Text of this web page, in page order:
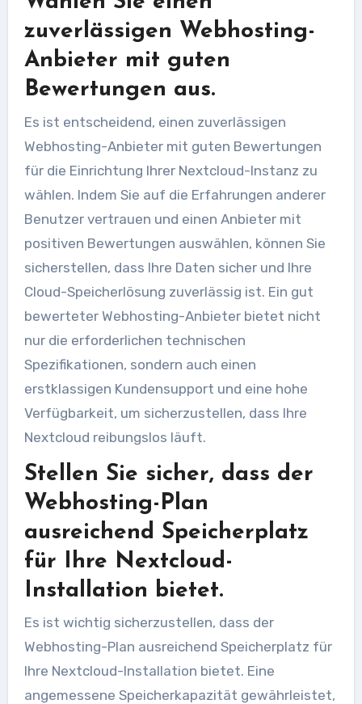
zuverlässigen Webhosting-
Anbieter mit guten
Bewertungen aus.
Es ist entscheidend, einen zuverlässigen
Webhosting-Anbieter mit guten Bewertungen
für die Einrichtung Ihrer Nextcloud-Instanz zu
wählen. Indem Sie auf die Erfahrungen anderer
Benutzer vertrauen und einen Anbieter mit
positiven Bewertungen auswählen, können Sie
sicherstellen, dass Ihre Daten sicher und Ihre
Cloud-Speicherlösung zuverlässig ist. Ein gut
bewerteter Webhosting-Anbieter bietet nicht
nur die erforderlichen technischen
Spezifikationen, sondern auch einen
erstklassigen Kundensupport und eine hohe
Verfügbarkeit, um sicherzustellen, dass Ihre
Nextcloud reibungslos läuft.
Stellen Sie sicher, dass der
Webhosting-Plan
ausreichend Speicherplatz
für Ihre Nextcloud-
Installation bietet.
Es ist wichtig sicherzustellen, dass der
Webhosting-Plan ausreichend Speicherplatz für
Ihre Nextcloud-Installation bietet. Eine
angemessene Speicherkapazität gewährleistet,